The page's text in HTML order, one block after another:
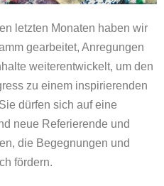
letzten Monaten haben wir
gearbeitet, Anregungen
weiterentwickelt, um den
zu einem inspirierenden
dürfen sich auf eine
neue Referierende und
die Begegnungen und
fördern.